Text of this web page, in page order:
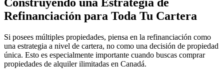
Construyendo una Estrategia de
Refinanciación para Toda Tu Cartera
Si posees múltiples propiedades, piensa en la refinanciación como
una estrategia a nivel de cartera, no como una decisión de propiedad
única. Esto es especialmente importante cuando buscas comprar
propiedades de alquiler ilimitadas en Canadá.